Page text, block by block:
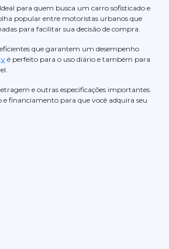
para quem busca um carro sofisticado e
popular entre motoristas urbanos que
para facilitar sua decisão de compra.
que garantem um desempenho
é perfeito para o uso diário e também para
e outras especificações importantes.
e financiamento para que você adquira seu